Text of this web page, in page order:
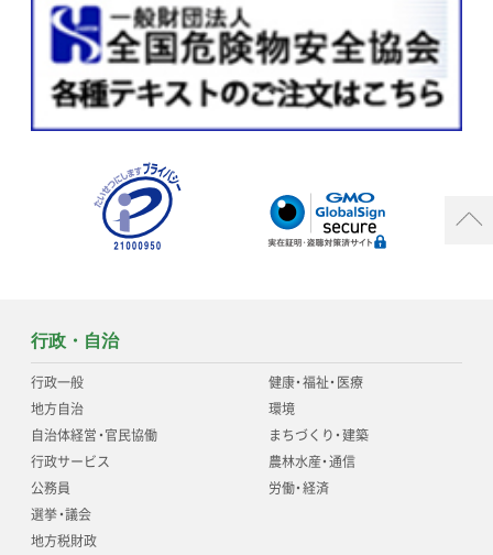
行政・自治
行政一般
地方自治
自治体経営・官民協働
行政サービス
公務員
選挙・議会
地方税財政
健康・福祉・医療
環境
まちづくり・建築
農林水産・通信
労働・経済